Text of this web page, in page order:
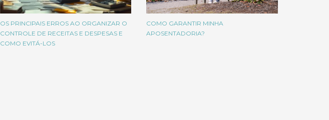
OS PRINCIPAIS ERROS AO ORGANIZAR O
CONTROLE DE RECEITAS E DESPESAS E
COMO EVITÁ-LOS
COMO GARANTIR MINHA
APOSENTADORIA?